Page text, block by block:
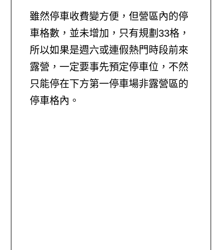
雖然停車收費變方便，但營區內的停
車格數，並未增加，只有規劃33格，
所以如果是週六或連假熱門時段前來
露營，一定要事先預定停車位，不然
只能停在下方第一停車場非露營區的
停車格內。